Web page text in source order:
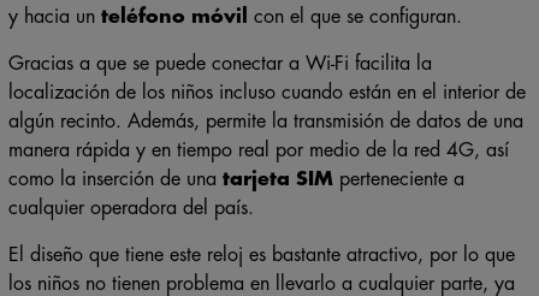
y hacia un teléfono móvil con el que se configuran.
Gracias a que se puede conectar a Wi-Fi facilita la
localización de los niños incluso cuando están en el interior de
algún recinto. Además, permite la transmisión de datos de una
manera rápida y en tiempo real por medio de la red 4G, así
como la inserción de una tarjeta SIMperteneciente a
cualquier operadora del país.
El diseño que tiene este reloj es bastante atractivo, por lo que
los niños no tienen problema en llevarlo a cualquier parte, ya